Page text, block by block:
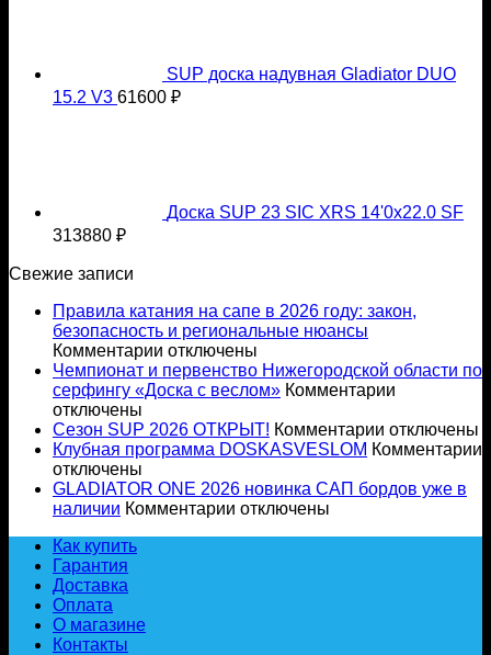
SUP доска надувная Gladiator DUO
15.2 V3 61600 ₽
Доска SUP 23 SIC XRS 14'0x22.0 SF
313880 ₽
Свежие записи
Правила катания на сапе в 2026 году: закон,
безопасность и региональные нюансы
Комментарии к
записи
Правила
на
сапе
2026
году:
отключены
Чемпионат и первенство Нижегородской области по
серфингу «Доска с веслом» Комментарии
Чемпионат
и
отключены
Сезон SUP 2026 ОТКРЫТ! Комментарии к
записи
SUP
отключены
Клубная программа DOSKASVESLOM Комментарии
отключены
GLADIATOR ONE 2026 новинка САП бордов уже в
наличии Комментарии котключены
Как купить
Гарантия
Доставка
Оплата
О магазине
Контакты